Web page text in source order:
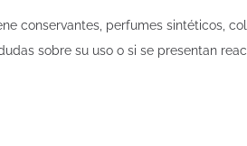
conservantes, perfumes sintéticos,
sobre su uso o si se presentan